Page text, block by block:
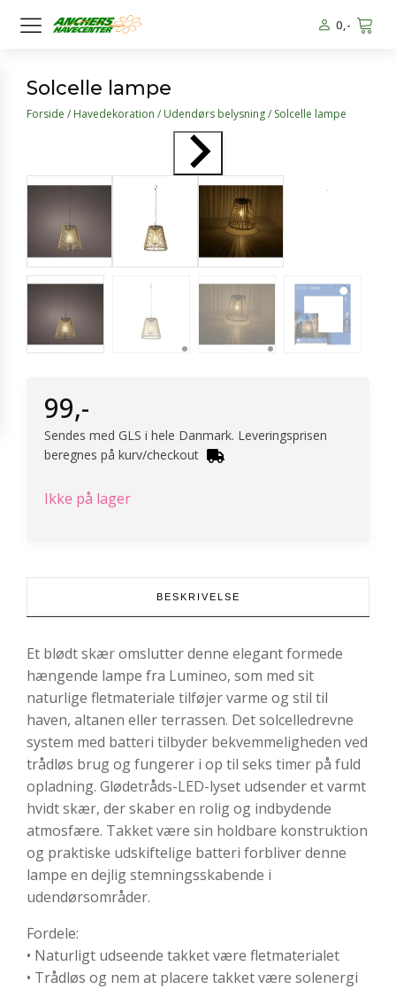
0,-
Forside / Havedekoration / Udendørs belysning/ Solcelle lampe
Solcelle lampe
99,-
Sendes med GLS i hele Danmark. Leveringsprisen
beregnes på kurv/checkout
Ikke på lager
BESKRIVELSE
Et blødt skær omslutter denne elegant formede
hængende lampe fra Lumineo, som med sit
naturlige fletmateriale tilføjer varme og stil til
haven, altanen eller terrassen. Det solcelledrevne
system med batteri tilbyder bekvemmeligheden ved
trådløs brug og fungerer i op til seks timer på fuld
opladning. Glødetråds-LED-lyset udsender et varmt
hvidt skær, der skaber en rolig og indbydende
atmosfære. Takket være sin holdbare konstruktion
og praktiske udskiftelige batteri forbliver denne
lampe en dejlig stemningsskabende i
udendørsområder.
Fordele:
• Naturligt udseende takket være fletmaterialet
• Trådløs og nem at placere takket være solenergi